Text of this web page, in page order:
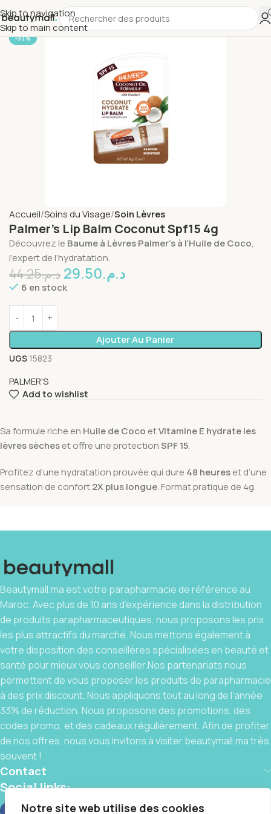
Notre site web utilise des cookies
Skip to navigation
Skip to main content
-33%
Accueil Soins du Visage Soin Lèvres
Palmer’s Lip Balm Coconut Spf15 4g
Découvrez le Baume à Lèvres Palmer’s à l’Huile de Coco,
l’expert de l’hydratation.
د.م.44.25 د.م.29.50
6 en stock
Ajouter Au Panier
UGS 15823
PALMER'S
Add to wishlist
Sa formule riche en Huile de Coco etVitamine E hydrate les
lèvres sècheset offre une protectionSPF 15.
Profitez d’une hydratation prouvée qui dure 48 heureset d’une
sensation de confort2X plus longue. Format pratique de 4g.
Beautymall.ma est votre parapharmacie de référence au
Maroc. Avec plus de 10 ans d’expérience dans la distribution
de produits parapharmaceutiques, nous proposons les prix
les plus attractifs du marché. Nous mettons également à
votre disposition des conseillères spécialisées en beauté et
santé pour mieux vous conseiller.Nos partenariats nous
permettent de vous proposer les produits de parapharmacie
à des prix discount. Nous appliquons tout au long de l’année
33% de réduction. Nous proposons des promotions, des
codes promo, et des cadeaux régulièrement. Afin de profiter
de nos offres, nous vous invitons à visiter beautymall.ma très
souvent !
Contact
Social links: